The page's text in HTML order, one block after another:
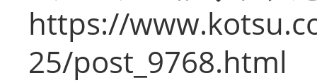
https://
25/post_9768.html